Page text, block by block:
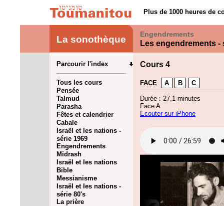
Plus de 1000 heures de
La sonothèque Engendrements
Les engendrements -
Parcourir l'index
Tous les cours
Pensée
Talmud
Parasha
Fêtes et calendrier
Cabale
Israël et les nations -
série 1969
Engendrements
Midrash
Israël et les nations
Bible
Messianisme
Israël et les nations -
série 80's
La prière
Cours 4
FACE A B C
Durée : 27,1 minutes
Face A
Ecouter sur iPhone